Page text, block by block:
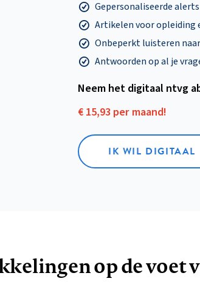
Gepersonaliseerde
Artikelen voor opleiding
Onbeperkt luisteren
Antwoorden op al je
Neem het digitaal ntvg
€ 15,93 per maand!
IK WIL DIGITAAL
op de voet